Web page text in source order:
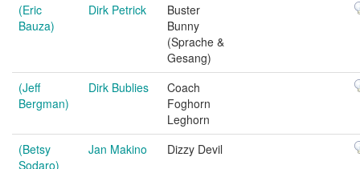
(Eric
Bauza)
Dirk Petrick
Buster
Bunny
(Sprache &
Gesang)
(Jeff
Bergman)
Dirk Bublies
Coach
Foghorn
Leghorn
(Betsy
Sodaro)
Jan Makino Dizzy Devil